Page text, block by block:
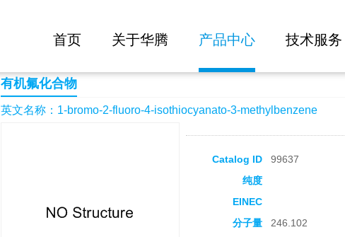
首页 关于华腾 产品中心 技术服务
1-bromo-2-fluoro-4-isothiocyanato-3-methylbenzene
有机氟化合物
英文名称：1-bromo-2-fluoro-4-isothiocyanato-3-methylbenzene
Catalog ID 99637
纯度
EINEC
分子量
246.102